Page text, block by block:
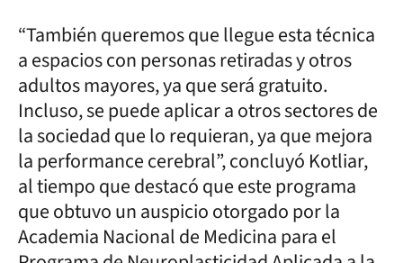
“También queremos que llegue esta técnica
a espacios con personas retiradas y otros
adultos mayores, ya que será gratuito.
Incluso, se puede aplicar a otros sectores de
la sociedad que lo requieran, ya que mejora
la performance cerebral”, concluyó Kotliar,
al tiempo que destacó que este programa
que obtuvo un auspicio otorgado por la
Academia Nacional de Medicina para el